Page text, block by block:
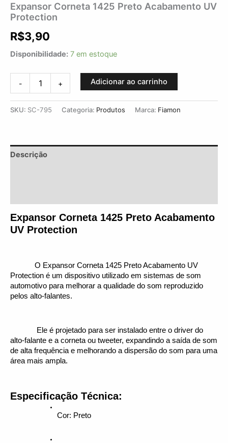
Expansor Corneta 1425 Preto Acabamento UV
Protection
R$3,90
Disponibilidade: 7 em estoque
- + Adicionar ao carrinho
SKU: SC-795 Categoria: Produtos Marca: Fiamon
Descrição
Expansor Corneta 1425 Preto Acabamento
UV Protection
O Expansor Corneta 1425 Preto Acabamento UV
Protection é um dispositivo utilizado em sistemas de som
automotivo para melhorar a qualidade do som reproduzido
pelos alto-falantes.
Ele é projetado para ser instalado entre o driver do
alto-falante e a corneta ou tweeter, expandindo a saída de som
de alta frequência e melhorando a dispersão do som para uma
área mais ampla.
Especificação Técnica:
Cor: Preto